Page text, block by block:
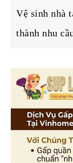
Vệ sinh nhà
thành nhu